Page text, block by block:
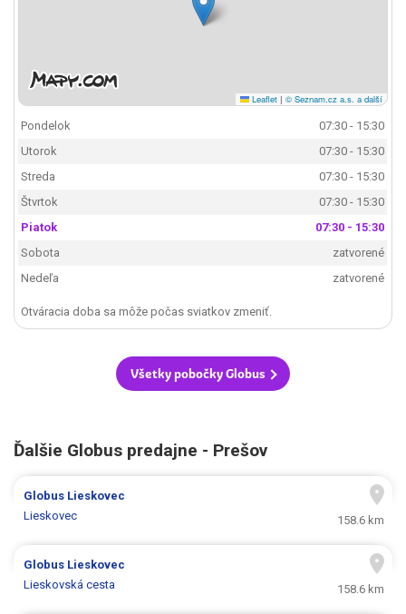
Leaflet | © Seznam.cz a.s. a další
Pondelok
07:30 - 15:30
Utorok
07:30 - 15:30
Streda
07:30 - 15:30
Štvrtok
07:30 - 15:30
Piatok
07:30 - 15:30
Sobota
zatvorené
Nedeľa
zatvorené
Otváracia doba sa môže počas sviatkov zmeniť.
Všetky pobočky Globus
Ďalšie Globus predajne - Prešov
Globus Lieskovec
Lieskovec
158.6 km
Globus Lieskovec
Lieskovská cesta
158.6 km